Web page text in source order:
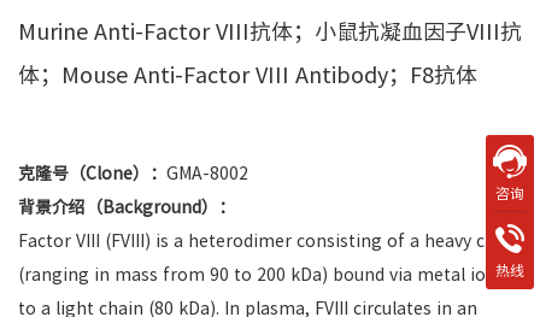
Murine Anti-Factor VIII抗体；小鼠抗凝血因子VIII抗
体；Mouse Anti-Factor VIII Antibody；F8抗体
克隆号（Clone）： GMA-8002
背景介绍（Background）：
Factor VIII (FVIII) is a heterodimer consisting of a heavy chain
(ranging in mass from 90 to 200 kDa) bound via metal ions
to a light chain (80 kDa). In plasma, FVIII circulates in an
咨询
热线